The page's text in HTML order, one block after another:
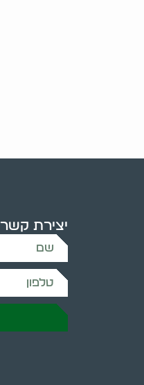
יצירת קשר